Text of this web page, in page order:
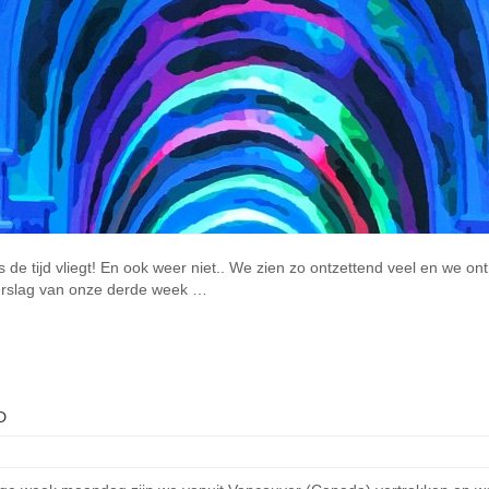
tijd vliegt! En ook weer niet.. We zien zo ontzettend veel en we
van onze derde week …